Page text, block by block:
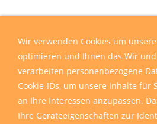
Wir verwenden Cookies um
optimieren und Ihnen das Wir
verarbeiten personenbezogene
Cookie-IDs, um unsere Inhalte für
an Ihre Interessen anzupassen.
Ihre Geräteeigenschaften zur